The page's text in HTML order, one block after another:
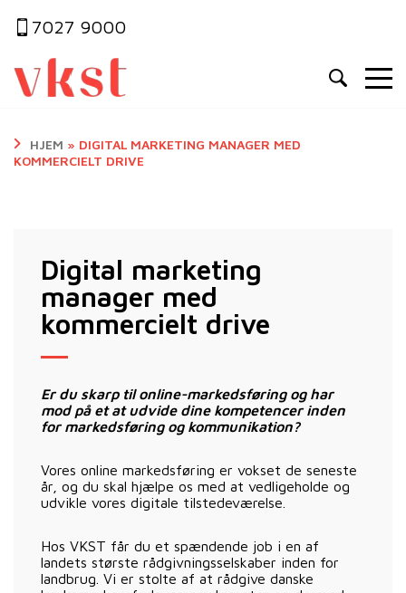
7027 9000
HJEM » DIGITAL MARKETING MANAGER MED
KOMMERCIELT DRIVE
Digital marketing
manager med
kommercielt drive
Er du skarp til online-markedsføring og har
mod på et at udvide dine kompetencer inden
for markedsføring og kommunikation?
Vores online markedsføring er vokset de seneste
år, og du skal hjælpe os med at vedligeholde og
udvikle vores digitale tilstedeværelse.
Hos VKST får du et spændende job i en af
landets største rådgivningsselskaber inden for
landbrug. Vi er stolte af at rådgive danske